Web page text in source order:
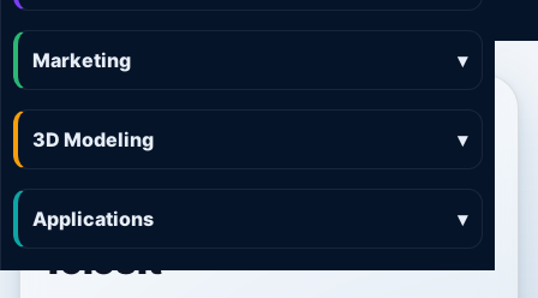
Marketing ▾
3D Modeling ▾
Applications ▾
Web Design Sebastian
luminoase și ușor de
folosit